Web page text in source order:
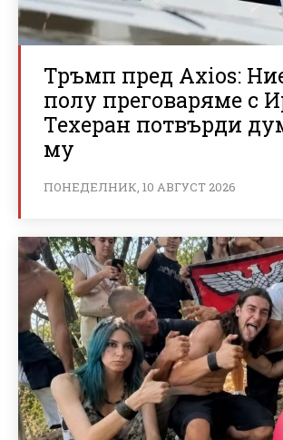
Тръмп пред Axios:
полу преговаряме с
Техеран потвърди
му
ПОНЕДЕЛНИК, 10 АВГУСТ 2026